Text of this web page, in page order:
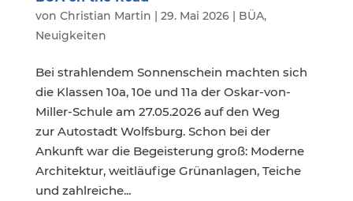
von Christian Martin | 29. Mai 2026| BÜA,
Neuigkeiten
Bei strahlendem Sonnenschein machten sich
die Klassen 10a, 10e und 11a der Oskar-von-
Miller-Schule am 27.05.2026 auf den Weg
zur Autostadt Wolfsburg. Schon bei der
Ankunft war die Begeisterung groß: Moderne
Architektur, weitläufige Grünanlagen, Teiche
und zahlreiche...